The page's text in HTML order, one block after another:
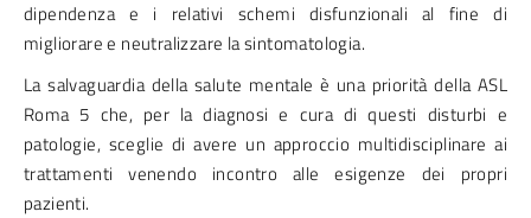
dipendenza e i relativi schemi disfunzionali al fine di
migliorare e neutralizzare la sintomatologia.
La salvaguardia della salute mentale è una priorità della ASL
Roma 5 che, per la diagnosi e cura di questi disturbi e
patologie, sceglie di avere un approccio multidisciplinare ai
trattamenti venendo incontro alle esigenze dei propri
pazienti.